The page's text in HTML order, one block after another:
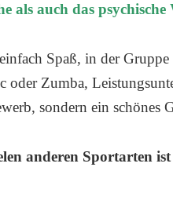
als auch das
Spaß, in der
oder Zumba,
sondern ein schönes
anderen Sportarten